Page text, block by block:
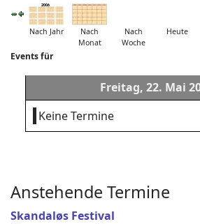
Nach Jahr
Nach
Monat
Nach
Woche
Heute
Events für
Freitag, 22. Mai
Keine Termine
Anstehende Termine
Skandaløs Festival